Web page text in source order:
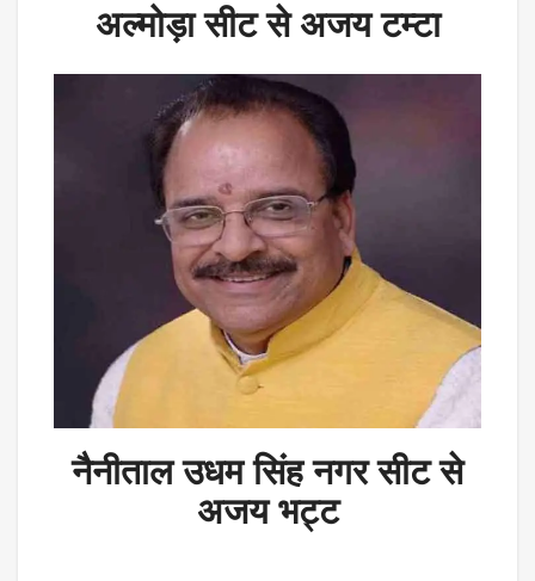
अल्मोड़ा सीट से अजय टम्टा
नैनीताल उधम सिंह नगर सीट से
अजय भट्ट